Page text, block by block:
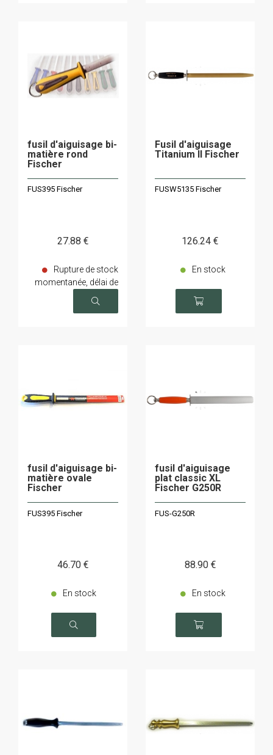
fusil d'aiguisage bi-
matière rond
Fischer
FUS395 Fischer
27.88 €
Rupture de stock
momentanée, délai de
livraison sur demande
Fusil d'aiguisage
Titanium II Fischer
FUSW5135 Fischer
126.24 €
En stock
fusil d'aiguisage bi-
matière ovale
Fischer
FUS395 Fischer
46.70 €
En stock
fusil d'aiguisage
plat classic XL
Fischer G250R
FUS-G250R
88.90 €
En stock